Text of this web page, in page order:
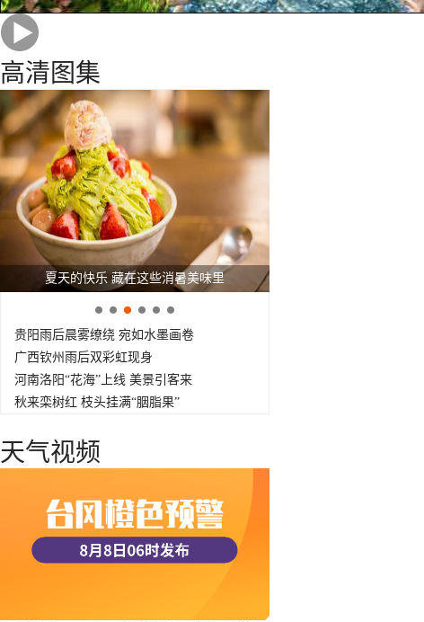
高清图集
夏天的快乐 藏在这些消暑美味里
贵阳雨后晨雾缭绕 宛如水墨画卷
广西钦州雨后双彩虹现身
河南洛阳“花海”上线 美景引客来
秋来栾树红 枝头挂满“胭脂果”
天气视频